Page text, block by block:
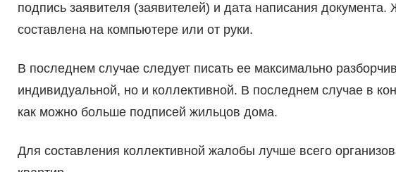
подпись заявителя (заявителей) и дата написания
составлена на компьютере или от руки.
В последнем случае следует писать ее максимально
индивидуальной, но и коллективной. В последнем случае в
как можно больше подписей жильцов дома.
Для составления коллективной жалобы лучше всего